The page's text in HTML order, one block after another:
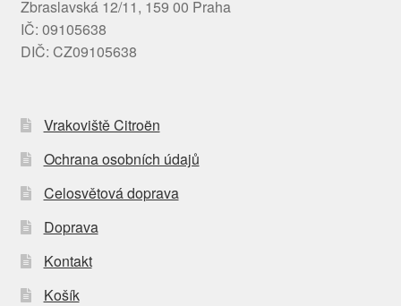
Zbraslavská 12/11, 159 00 Praha
IČ: 09105638
DIČ: CZ09105638
Vrakoviště Citroën
Ochrana osobních údajů
Celosvětová doprava
Doprava
Kontakt
Košík